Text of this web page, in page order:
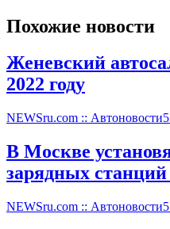
Похожие новости
Женевский
2022 году
NEWSru.com :: Автоновости
В Москве
зарядных
NEWSru.com :: Автоновости